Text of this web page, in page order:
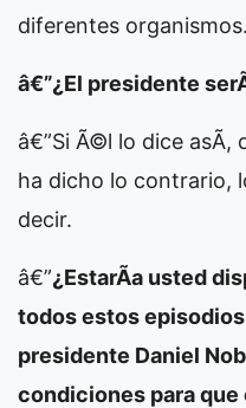
diferentes organismos.
â€”¿El presidente
â€”Si Ã©l lo dice asÃ­,
ha dicho lo contrario,
decir.
â€”¿EstarÃ­a usted
todos estos
presidente Daniel
condiciones para que